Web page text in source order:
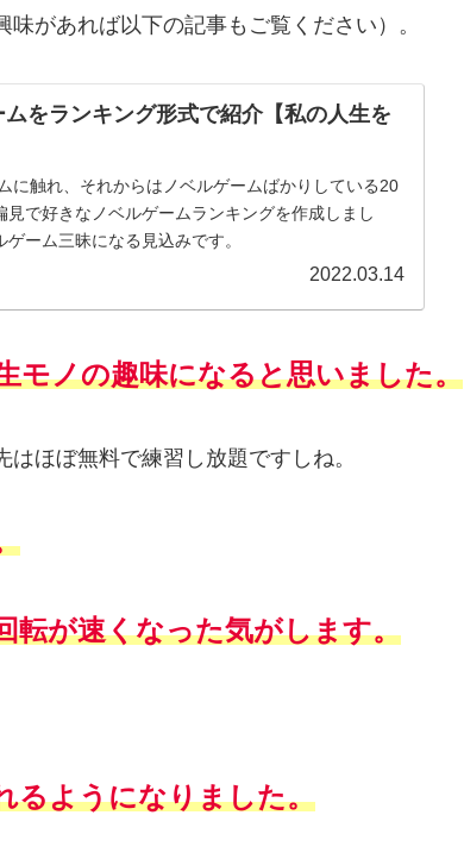
があれば以下の記事もご覧ください）。
をランキング形式で紹介【私の人生を
に触れ、それからはノベルゲームばかりしている20
で好きなノベルゲームランキングを作成しまし
ーム三昧になる見込みです。
2022.03.14
モノの趣味になると思いました。
ほぼ無料で練習し放題ですしね。
転が速くなった気がします。
るようになりました。